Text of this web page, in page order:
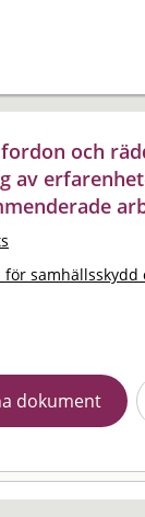
och
av
samhällsskydd
dokument